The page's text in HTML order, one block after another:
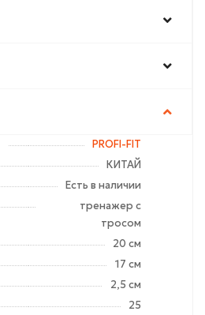
PROFI-FIT
КИТАЙ
Есть в наличии
тренажер с
тросом
20 см
17 см
2,5 см
25